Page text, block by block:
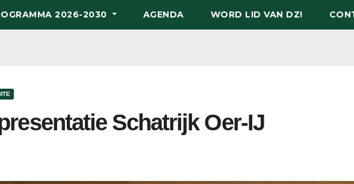
2026-2030 AGENDA WORD LID VAN DZ!
Schatrijk Oer-IJ